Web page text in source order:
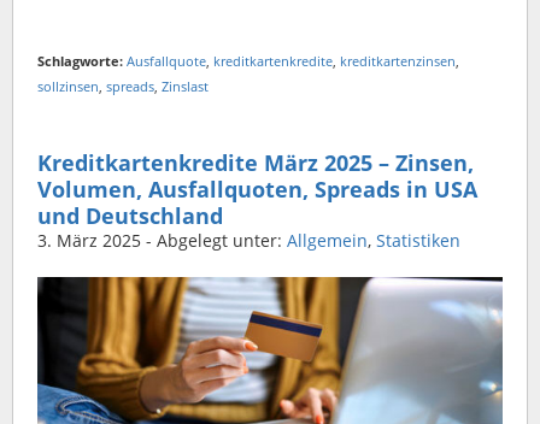
Schlagworte: Ausfallquote kreditkartenkredite kreditkartenzinsen
sollzinsen spreads Zinslast
Kreditkartenkredite März 2025 – Zinsen,
Volumen, Ausfallquoten, Spreads in USA
und Deutschland
3. März 2025 - Abgelegt unter: Allgemein, Statistiken